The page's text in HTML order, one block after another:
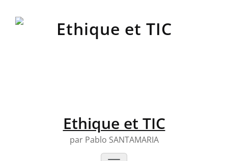
Ethique et TIC
par Pablo SANTAMARIA